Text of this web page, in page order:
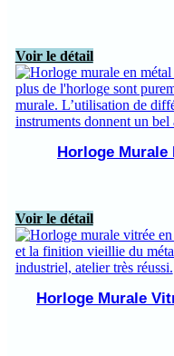
Voir le détail
Horloge Murale
Voir le détail
Horloge Murale